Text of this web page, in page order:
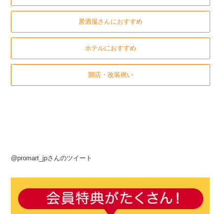
居酒屋さんにおすすめ
ホテルにおすすめ
開店・改装祝い
@promart_jpさんのツイート